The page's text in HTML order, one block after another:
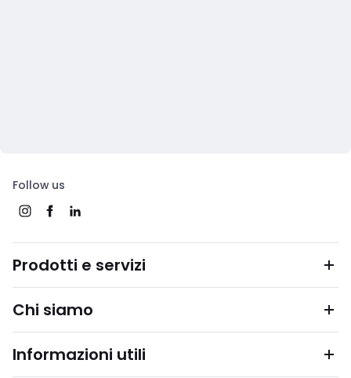
Follow us
Prodotti e servizi
Chi siamo
Informazioni utili